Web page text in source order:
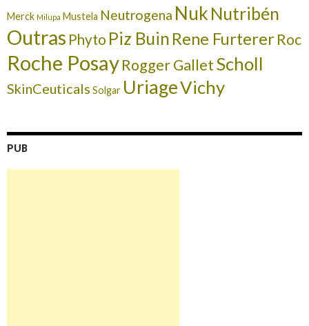
Merck Milupa Mustela Neutrogena Nuk Nutribén
Outras Phyto Piz Buin Rene FurtererRoc
Roche PosayRogger GalletScholl
SkinCeuticals Solgar UriageVichy
PUB